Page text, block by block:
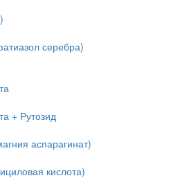
серебра)
+ Рутозид
аспарагинат)
кислота)